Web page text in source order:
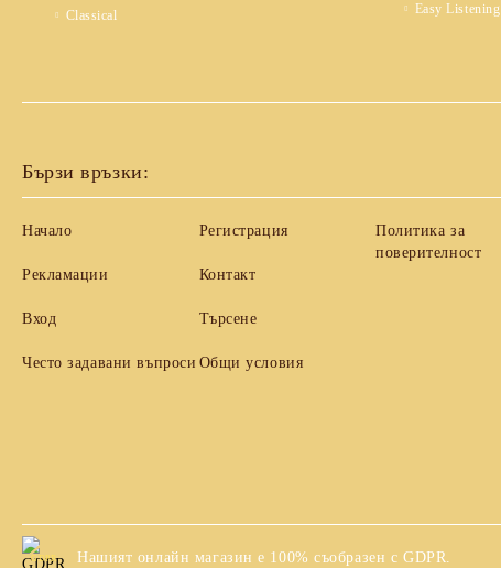
Classical
Easy Listening
Бързи връзки:
Начало
Рекламации
Вход
Често задавани въпроси
Регистрация
Контакт
Търсене
Общи условия
Политика за
поверителност
GDPR Нашият онлайн магазин е 100% съобразен с GDPR.